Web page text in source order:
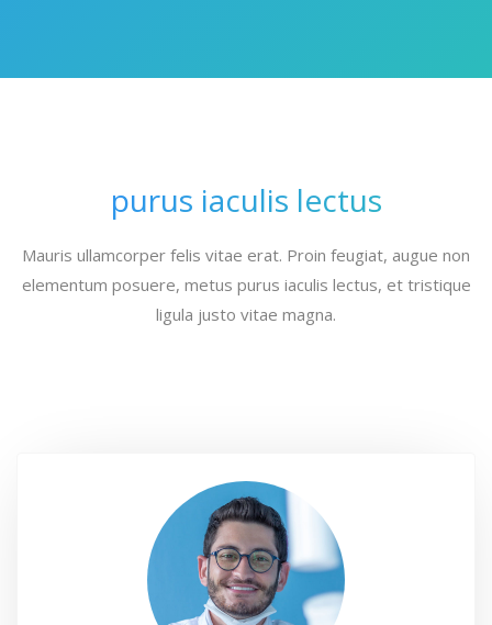
purus iaculis lectus
Mauris ullamcorper felis vitae erat. Proin feugiat, augue non
elementum posuere, metus purus iaculis lectus, et tristique
ligula justo vitae magna.